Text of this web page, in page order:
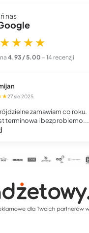
nas
4.93 / 5.00 – 14 recenzji
27 sie 2025
zamawiam co roku.
terminowa i bezproblemo...